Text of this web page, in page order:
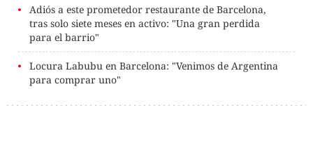
Adiós a este prometedor restaurante de Barcelona,
tras solo siete meses en activo: "Una gran perdida
para el barrio"
Locura Labubu en Barcelona: "Venimos de Argentina
para comprar uno"